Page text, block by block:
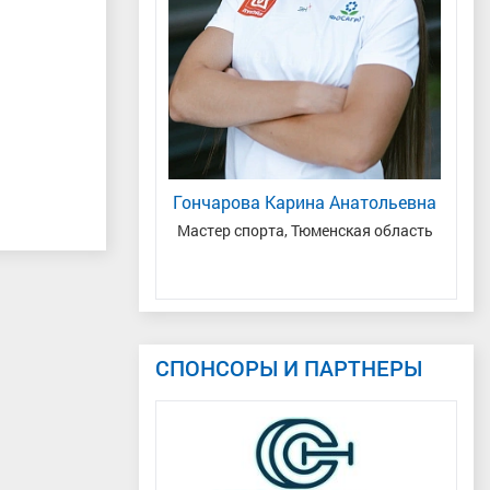
Гончарова Карина Анатольевна
Мастер спорта, Тюменская область
СПОНСОРЫ И ПАРТНЕРЫ